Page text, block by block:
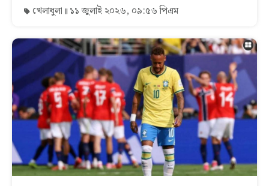
খেলাধুলা ১১ জুলাই ২০২৬, ০৯:৫৬ পিএম